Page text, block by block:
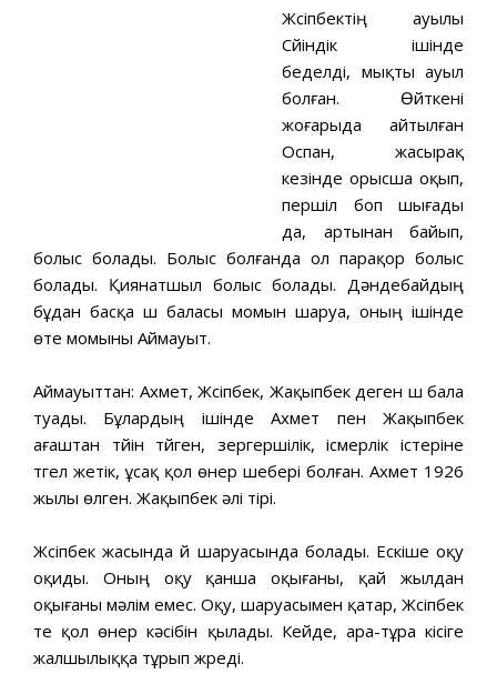
Жүсіпбектің ауылы
Сүйіндік ішінде
беделді, мықты ауыл
болған. Өйткені
жоғарыда айтылған
Оспан, жасырақ
кезінде орысша оқып,
першіл боп шығады
да, артынан байып,
болыс болады. Болыс болғанда ол парақор болыс
болады. Қиянатшыл болыс болады. Дəндебайдың
бұдан басқа үш баласы момын шаруа, оның ішінде
өте момыны Аймауыт.
Аймауыттан: Ахмет, Жүсіпбек, Жақыпбек деген үш бала
туады. Бұлардың ішінде Ахмет пен Жақыпбек
ағаштан түйін түйген, зергершілік, ісмерлік істеріне
түгел жетік, ұсақ қол өнер шебері болған. Ахмет 1926
жылы өлген. Жақыпбек əлі тірі.
Жүсіпбек жасында үй шаруасында болады. Ескіше оқу
оқиды. Оның оқу қанша оқығаны, қай жылдан
оқығаны мəлім емес. Оқу, шаруасымен қатар, Жүсіпбек
те қол өнер кəсібін қылады. Кейде, ара-тұра кісіге
жалшылыққа тұрып жүреді.